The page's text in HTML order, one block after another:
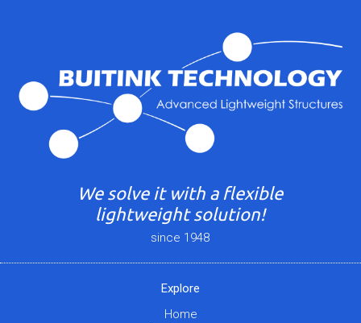
We solve it with a flexible
lightweight solution!
since 1948
Explore
Home